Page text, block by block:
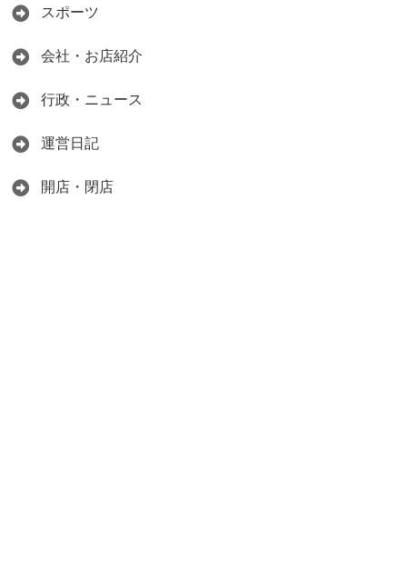
スポーツ
会社・お店紹介
行政・ニュース
運営日記
開店・閉店